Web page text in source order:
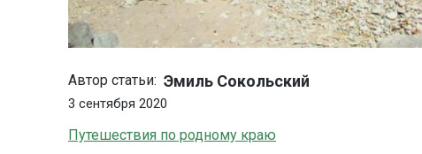
Автор статьи: Эмиль Сокольский
3 сентября 2020
Путешествия по родному краю